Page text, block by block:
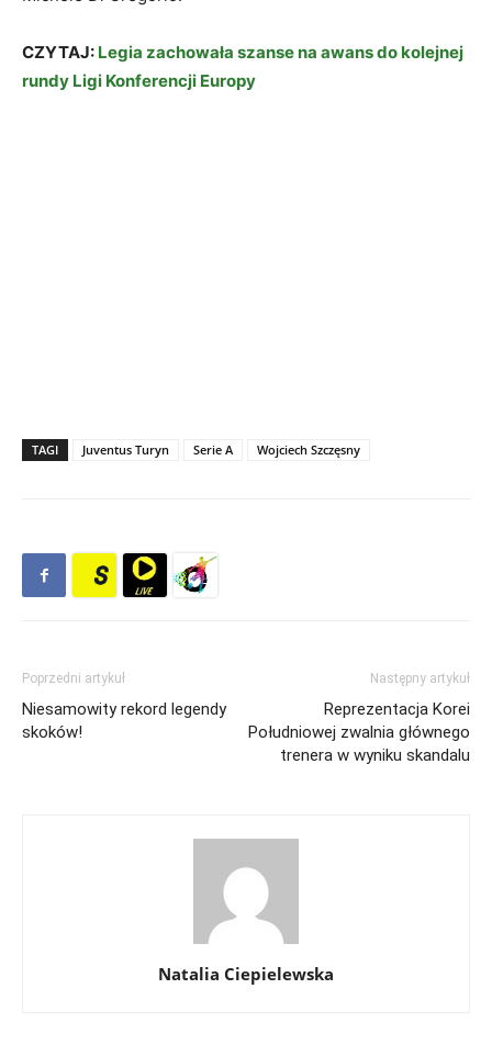
CZYTAJ: Legia zachowała szanse na awans do kolejnej
rundy Ligi Konferencji Europy
TAGI Juventus Turyn Serie A Wojciech Szczęsny
Poprzedni artykuł
Niesamowity rekord legendy
skoków!
Następny artykuł
Reprezentacja Korei
Południowej zwalnia głównego
trenera w wyniku skandalu
Natalia Ciepielewska